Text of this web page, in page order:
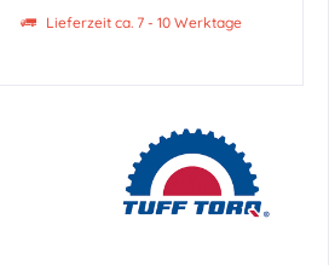
Lieferzeit ca. 7 - 10 Werktage